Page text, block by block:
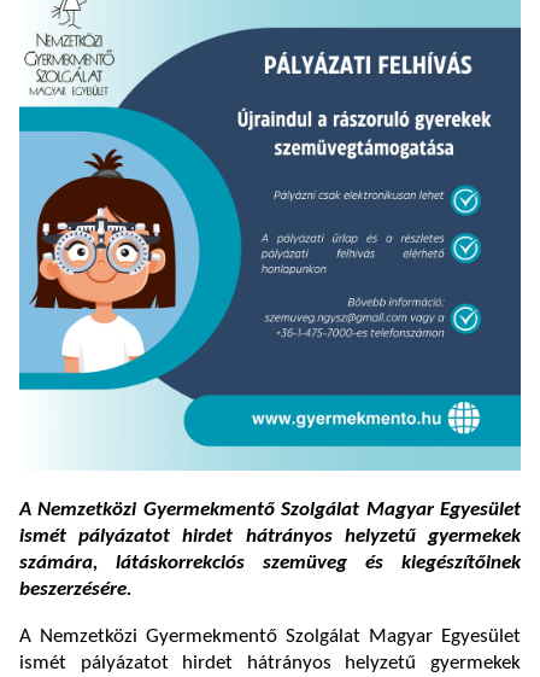
A Nemzetközi Gyermekmentő Szolgálat Magyar Egyesület
ismét pályázatot hirdet hátrányos helyzetű gyermekek
számára, látáskorrekciós szemüveg és kiegészítőinek
beszerzésére.
A Nemzetközi Gyermekmentő Szolgálat Magyar Egyesület
ismét pályázatot hirdet hátrányos helyzetű gyermekek